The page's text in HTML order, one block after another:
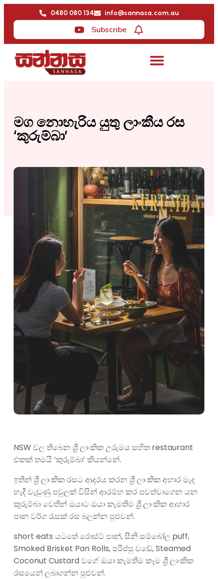
0480 080 134 info@sannasa.com.au
Subscribe
මග නොහැරිය යුතු ලාංකීය රස
‘කුරුම්බා’
NSW වල තිබෙන ශ්‍රී ලාංකික උරුමය සහිත restaurant
එකක් තමයි ‘කුරුම්බා’ කියන්නේ.
ඉතින් ශ්‍රී ලාංකික රසට ආදරය කරන ශ්‍රී ලාංකික අහාර මැද
හැදී වැඩුණු පවුලක් විසින් ආරම්භ කර පවත්වාගෙන යන
කුරුම්බා වෙතින් ඔයාට ඔයා කැමතිම ශ්‍රී ලාංකික ආහාර
පාන වර්ග රැසක් රස බලන්න පුළුවන්.
short eats යටතේ රොස්ට් පාන්, සීනි සම්බෝල puff,
Smoked Brisket Pan Rolls, පරිප්පු වඩේ, Steamed
Coconut Custard වගේ ඔයා කැමතිම කෑම ශ්‍රී ලාංකික
රසයෙන් ලබාගන්න පුළුවන්.